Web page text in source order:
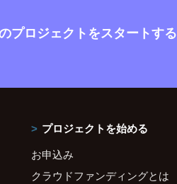
プロジェクトをスタートする
プロジェクトを始める
お申込み
クラウドファンディングとは